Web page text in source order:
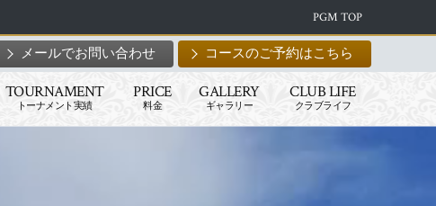
PGM TOP
メールでお問い合わせ コースのご予約はこちら
TOURNAMENT
トーナメント実績
PRICE
料金
GALLERY
ギャラリー
CLUB LIFE
クラブライフ